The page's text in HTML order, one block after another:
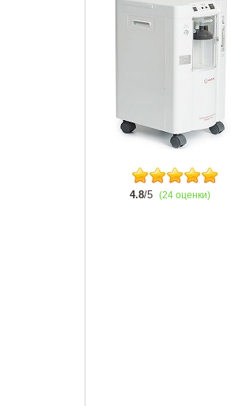
4.8/5 (24 оценки)